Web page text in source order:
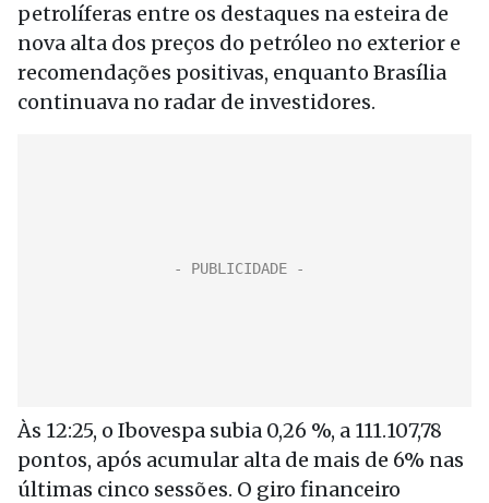
petrolíferas entre os destaques na esteira de
nova alta dos preços do petróleo no exterior e
recomendações positivas, enquanto Brasília
continuava no radar de investidores.
Às 12:25, o Ibovespa subia 0,26 %, a 111.107,78
pontos, após acumular alta de mais de 6% nas
últimas cinco sessões. O giro financeiro